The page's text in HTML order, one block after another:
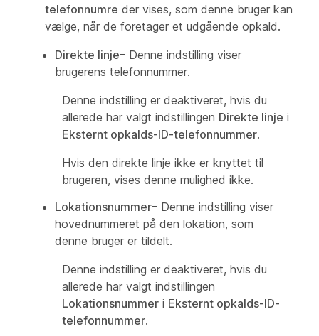
telefonnumre der vises, som denne bruger kan
vælge, når de foretager et udgående opkald.
Direkte linje– Denne indstilling viser
brugerens telefonnummer.
Denne indstilling er deaktiveret, hvis du
allerede har valgt indstillingen Direkte linje i
Eksternt opkalds-ID-telefonnummer.
Hvis den direkte linje ikke er knyttet til
brugeren, vises denne mulighed ikke.
Lokationsnummer– Denne indstilling viser
hovednummeret på den lokation, som
denne bruger er tildelt.
Denne indstilling er deaktiveret, hvis du
allerede har valgt indstillingen
Lokationsnummer i Eksternt opkalds-ID-
telefonnummer.